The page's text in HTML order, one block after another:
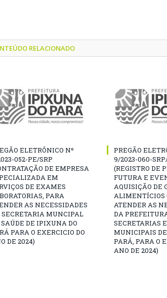
RELACIONADO
ELETRÔNICO Nº
052-PE/SRP
DE EMPRESA
EM
DE EXAMES
PARA
AS NECESSIDADES
SECRETARIA MUNCIPAL
SAÚDE DE IPIXUNA DO
PARA O EXERCICIO DO
DE 2024)
PREGÃO
9/2023-060-
(REGISTRO DE
FUTURA E
AQUISIÇÃO DE
ALIMENTÍCIOS
ATENDER AS
DA
SECRETARIAS
MUNICIPAIS
PARÁ, PARA O
ANO DE 2024)